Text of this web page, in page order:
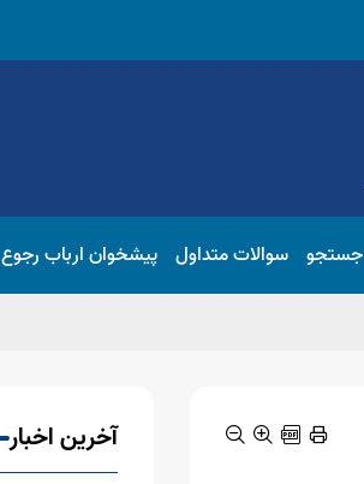
جستجو سوالات متداول پیشخوان ارباب رجوع
آخرین اخبار